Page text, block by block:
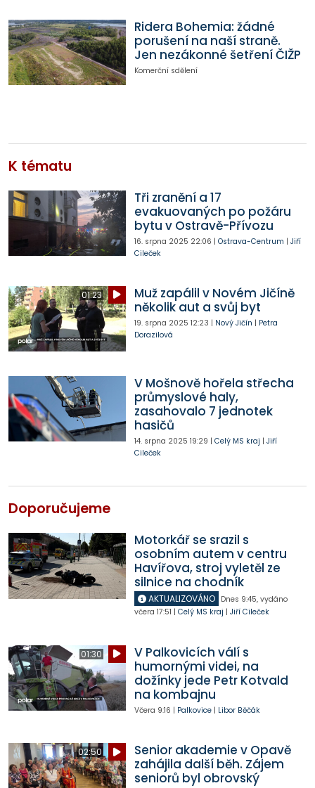
Ridera Bohemia: žádné
porušení na naší straně.
Jen nezákonné šetření ČIŽP
Komerční sdělení
K tématu
Tři zranění a 17
evakuovaných po požáru
bytu v Ostravě-Přívozu
16. srpna 2025 22:06 | Ostrava-Centrum | Jiří
Cileček
01:23
Muž zapálil v Novém Jičíně
několik aut a svůj byt
19. srpna 2025 12:23 | Nový Jičín | Petra
Dorazilová
V Mošnově hořela střecha
průmyslové haly,
zasahovalo 7 jednotek
hasičů
14. srpna 2025 19:29 | Celý MS kraj | Jiří
Cileček
Doporučujeme
Motorkář se srazil s
osobním autem v centru
Havířova, stroj vyletěl ze
silnice na chodník
AKTUALIZOVÁNO Dnes 9:45, vydáno
včera 17:51 | Celý MS kraj | Jiří Cileček
01:30
V Palkovicích válí s
humornými videi, na
dožínky jede Petr Kotvald
na kombajnu
Včera 9:16 | Palkovice| Libor Běčák
02:50
Senior akademie v Opavě
zahájila další běh. Zájem
seniorů byl obrovský